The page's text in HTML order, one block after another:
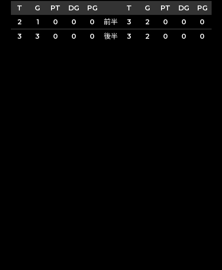
T G PT DG PG T G PT DG
PG
2
1 0 0 0 前半 3 2 0 0
0
3
3 0 0 0 後半 3 2 0 0 0